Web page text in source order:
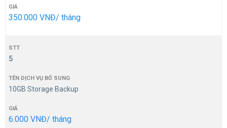
350.000 VNĐ/ tháng
5
10GB Storage Backup
6.000 VNĐ/ tháng